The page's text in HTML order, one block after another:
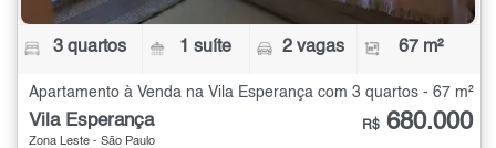
3 quartos 1 suíte 2 vagas 67 m²
Apartamento à Venda na Vila Esperança com 3 quartos - 67 m²
Vila Esperança
Zona Leste - São Paulo
R$ 680.000